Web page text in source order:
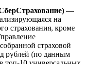
—
на
страхования, кроме
страховой
рублей (по данным